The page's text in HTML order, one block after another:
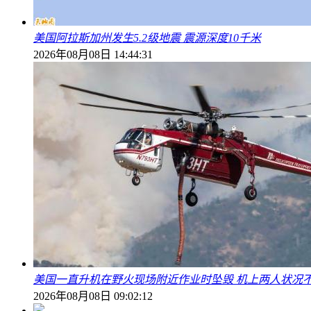
美国阿拉斯加州发生5.2级地震 震源深度10千米
2026年08月08日 14:44:31
美国一直升机在野火现场附近作业时坠毁 机上两人状况
2026年08月08日 09:02:12